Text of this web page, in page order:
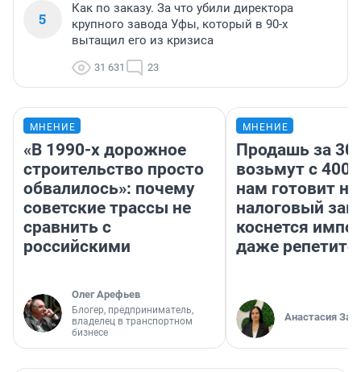
5
Как по заказу. За что убили директора
крупного завода Уфы, который в 90-х
вытащил его из кризиса
31 631 23
МНЕНИЕ
«В 1990-х дорожное
строительство просто
обвалилось»: почему
советские трассы не
сравнить с
российскими
Олег Арефьев
Блогер, предприниматель,
владелец в транспортном
бизнесе
МНЕНИЕ
Продашь за
возьмут с
нам готовит
налоговый
коснется
даже
Анастасия